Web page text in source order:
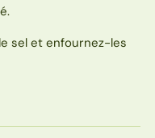
sel et enfournez-les